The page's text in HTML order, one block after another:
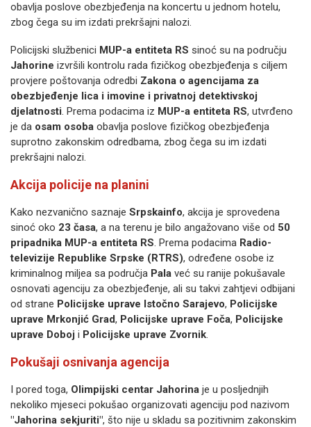
obavlja poslove obezbjeđenja na koncertu u jednom hotelu,
zbog čega su im izdati prekršajni nalozi.
Policijski službenici MUP-a entiteta RS sinoć su na području
Jahorine izvršili kontrolu rada fizičkog obezbjeđenja s ciljem
provjere poštovanja odredbi Zakona o agencijama za
obezbjeđenje lica i imovine i privatnoj detektivskoj
djelatnosti. Prema podacima iz MUP-a entiteta RS, utvrđeno
je da osam osoba obavlja poslove fizičkog obezbjeđenja
suprotno zakonskim odredbama, zbog čega su im izdati
prekršajni nalozi.
Akcija policije na planini
Kako nezvanično saznaje Srpskainfo, akcija je sprovedena
sinoć oko 23 časa, a na terenu je bilo angažovano više od 50
pripadnika MUP-a entiteta RS. Prema podacima Radio-
televizije Republike Srpske (RTRS), određene osobe iz
kriminalnog miljea sa područja Pala već su ranije pokušavale
osnovati agenciju za obezbjeđenje, ali su takvi zahtjevi odbijani
od strane Policijske uprave Istočno Sarajevo, Policijske
uprave Mrkonjić Grad, Policijske uprave Foča, Policijske
uprave Doboj i Policijske uprave Zvornik.
Pokušaji osnivanja agencija
I pored toga, Olimpijski centar Jahorina je u posljednjih
nekoliko mjeseci pokušao organizovati agenciju pod nazivom
"Jahorina sekjuriti", što nije u skladu sa pozitivnim zakonskim